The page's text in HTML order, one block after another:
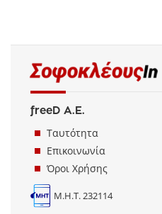
freeD Α.Ε.
Ταυτότητα
Επικοινωνία
Όροι Χρήσης
Μ.Η.Τ. 232114